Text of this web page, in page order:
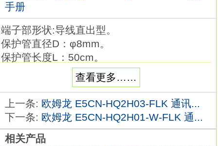
手册
端子部形状:导线直出型。
保护管直径D：φ8mm。
保护管长度L：50cm。
导线种类：一般用。
品种丰富的高精度温度传感器系列。
在以往的M3螺钉对应品的基础上，
追加有助于降低配线工时的棒状端子对应品欧
姆龙E5CN-HQ2H03D-FLK用户手册。
温度传感器是用作温控器的热感应部件。
查看更多……
上一条: 欧姆龙 E5CN-HQ2H03-FLK 通讯...
下一条: 欧姆龙 E5CN-HQ2H01-W-FLK 通...
相关产品